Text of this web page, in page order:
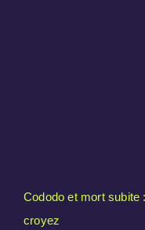
Cododo et mort subite
croyez